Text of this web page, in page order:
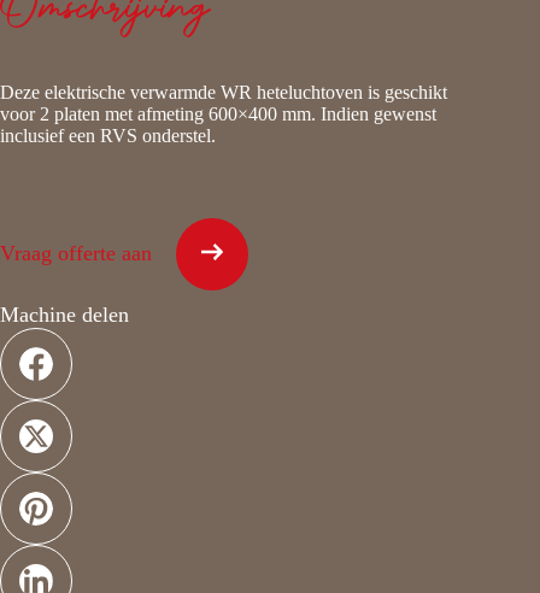
Deze elektrische verwarmde WR heteluchtoven is geschikt
voor 2 platen met afmeting 600×400 mm. Indien gewenst
inclusief een RVS onderstel.
Vraag offerte aan
Machine delen